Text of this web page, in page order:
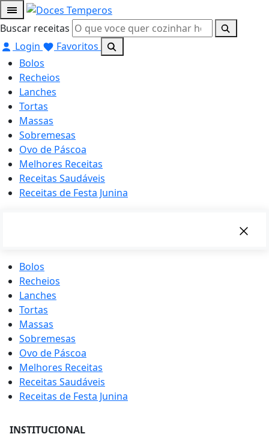
Buscar receitas
Login
Favoritos
Bolos
Recheios
Lanches
Tortas
Massas
Sobremesas
Ovo de Páscoa
Melhores Receitas
Receitas Saudáveis
Receitas de Festa Junina
Bolos
Recheios
Lanches
Tortas
Massas
Sobremesas
Ovo de Páscoa
Melhores Receitas
Receitas Saudáveis
Receitas de Festa Junina
INSTITUCIONAL